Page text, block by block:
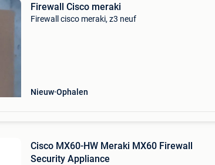
Firewall Cisco meraki
Firewall cisco meraki, z3 neuf
Nieuw Ophalen
Cisco MX60-HW Meraki MX60 Firewall
Security Appliance